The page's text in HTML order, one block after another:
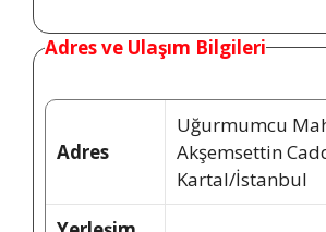
Adres ve Ulaşım Bilgileri
Adres
Uğurmumcu
Akşemsettin
Kartal/İstanbul